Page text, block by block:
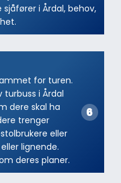
i Årdal, behov,
for turen.
turbuss i Årdal
dere skal ha
trenger
eller
lignende.
deres planer.